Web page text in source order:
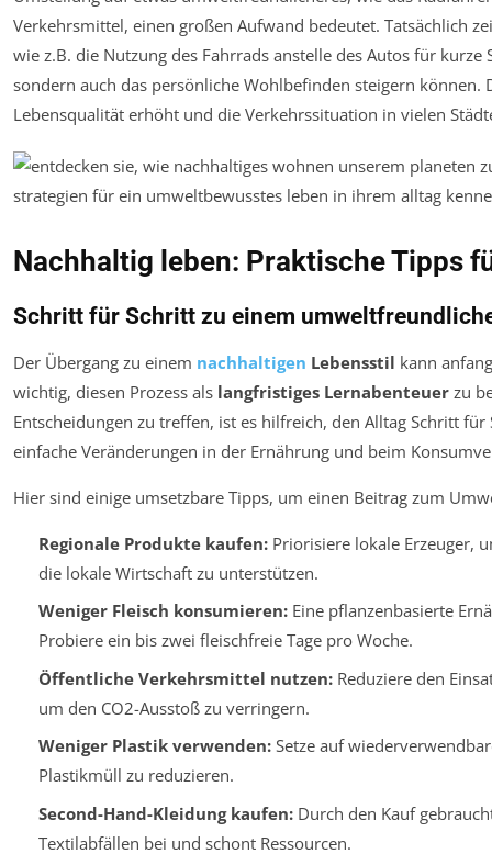
Verkehrsmittel, einen großen Aufwand bedeutet. Tatsächlich
wie z.B. die Nutzung des Fahrrads anstelle des Autos für
sondern auch das persönliche Wohlbefinden steigern
Lebensqualität erhöht und die Verkehrssituation in vielen
Nachhaltig leben: Praktische Tipps
Schritt für Schritt zu einem
Der Übergang zu einem nachhaltigen Lebensstil kann
wichtig, diesen Prozess als langfristiges Lernabenteuer zu
Entscheidungen zu treffen, ist es hilfreich, den Alltag Schritt
einfache Veränderungen in der Ernährung und beim
Hier sind einige umsetzbare Tipps, um einen Beitrag zum
Regionale Produkte kaufen:Priorisiere lokale Erzeuger,
die lokale Wirtschaft zu unterstützen.
Weniger Fleisch konsumieren:Eine pflanzenbasierte
Probiere ein bis zwei fleischfreie Tage pro Woche.
Öffentliche Verkehrsmittel nutzen:Reduziere den
um den CO2-Ausstoß zu verringern.
Weniger Plastik verwenden:Setze auf
Plastikmüll zu reduzieren.
Second-Hand-Kleidung kaufen:Durch den Kauf
Textilabfällen bei und schont Ressourcen.